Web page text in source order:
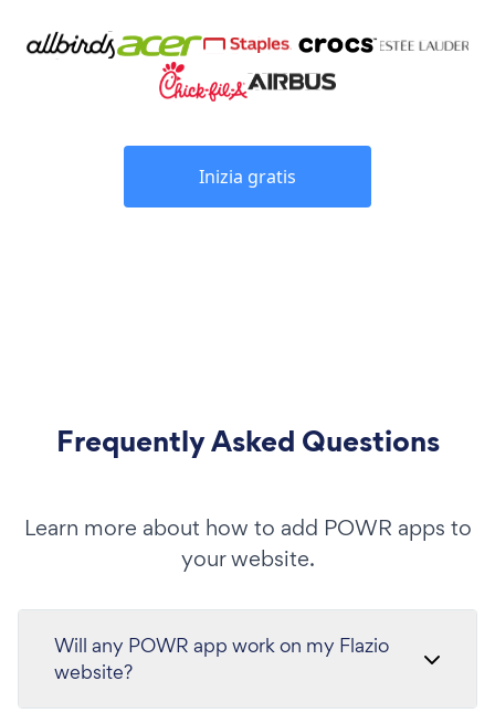
Inizia gratis
Frequently Asked Questions
Learn more about how to add POWR apps to
your website.
Will any POWR app work on my Flazio
website?